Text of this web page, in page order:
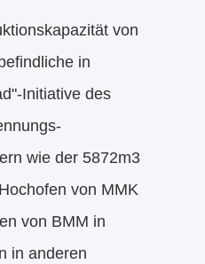
von
in
Initiative des
wie der 5872m3
von MMK
von BMM in
in anderen